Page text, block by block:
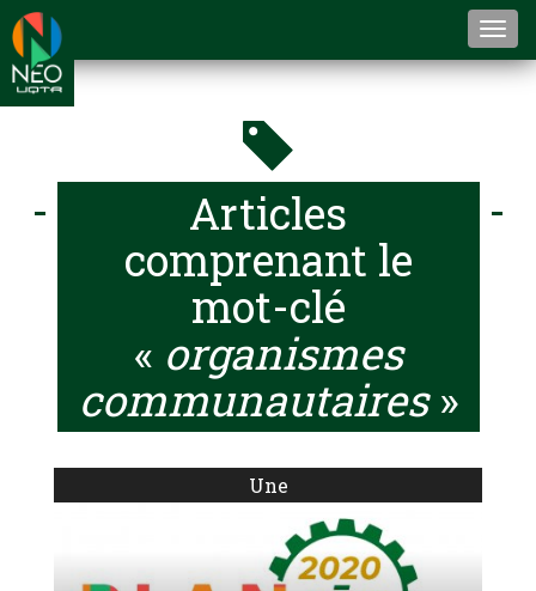
Articles
comprenant le
mot-clé
« organismes
communautaires»
Une